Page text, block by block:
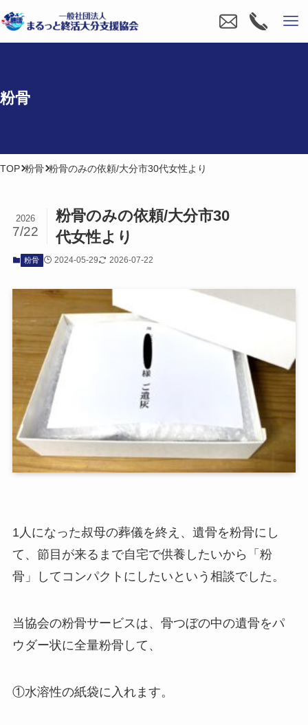
粉骨
TOP 粉骨 粉骨のみの依頼/大分市30代女性より
粉骨のみの​依頼/大分市30​
代女性より
2026
7/22
粉骨 2024-05-29 2026-07-22
1人になった叔母の葬儀を終え、遺骨を粉骨にし
て、節目が来るまで自宅で供養したいから「粉
骨」してコンパクトにしたいという相談でした。
当協会の粉骨サービスは、骨つぼの中の遺骨をパ
ウダー状に全量粉骨して、
①水溶性の紙袋に入れます。